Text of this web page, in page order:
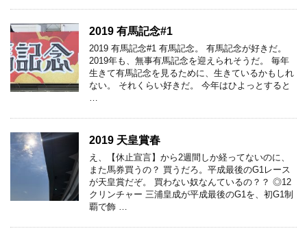
2019 有馬記念#1
2019 有馬記念#1 有馬記念。 有馬記念が好きだ。
2019年も、無事有馬記念を迎えられそうだ。 毎年
生きて有馬記念を見るために、生きているかもしれ
ない。 それくらい好きだ。 今年はひよっとすると
2019 天皇賞春
え、【休止宣言】から2週間しか経ってないのに、
また馬券買うの？ 買うだろ。平成最後のG1レース
が天皇賞だぞ。 買わない奴なんているの？？ ◎12
クリンチャー 三浦皇成が平成最後のG1を、初G1制
覇で飾 …